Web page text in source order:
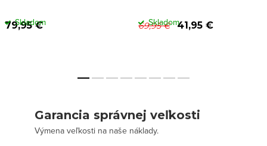
79,95 €
Skladom 69,95 € 41,95 €
Skladom
Garancia správnej veľkosti
Výmena veľkosti na naše náklady.